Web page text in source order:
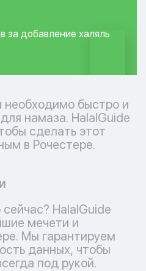
за добавление халяль
быстро и
намаза. HalalGuide
сделать этот
в Рочестере.
HalalGuide
мечети и
Мы гарантируем
данных, чтобы
под рукой.